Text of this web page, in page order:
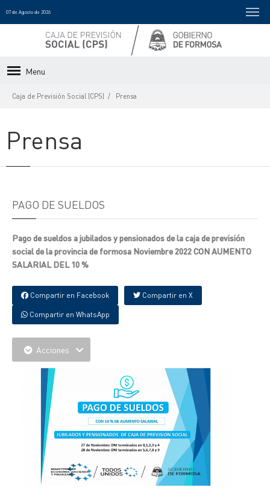
07 de Agosto de 2026
Menu
Caja de Previsión Social (CPS) Prensa
Prensa
PAGO DE SUELDOS
Pago de sueldos a jubilados y pensionados de la caja de previsión
social de la provincia de formosa Noviembre 2022 CON AUMENTO
SALARIAL DEL 10 %
Compartir en Facebook Compartir en X
Compartir en WhatsApp
Acciones